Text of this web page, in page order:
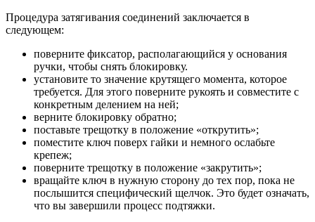
Процедура затягивания соединений заключается в
следующем:
поверните фиксатор, располагающийся у основания
ручки, чтобы снять блокировку.
установите то значение крутящего момента, которое
требуется. Для этого поверните рукоять и совместите с
конкретным делением на ней;
верните блокировку обратно;
поставьте трещотку в положение «открутить»;
поместите ключ поверх гайки и немного ослабьте
крепеж;
поверните трещотку в положение «закрутить»;
вращайте ключ в нужную сторону до тех пор, пока не
послышится специфический щелчок. Это будет означать,
что вы завершили процесс подтяжки.